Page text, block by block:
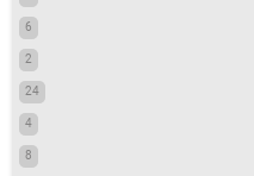
6
2
24
4
8